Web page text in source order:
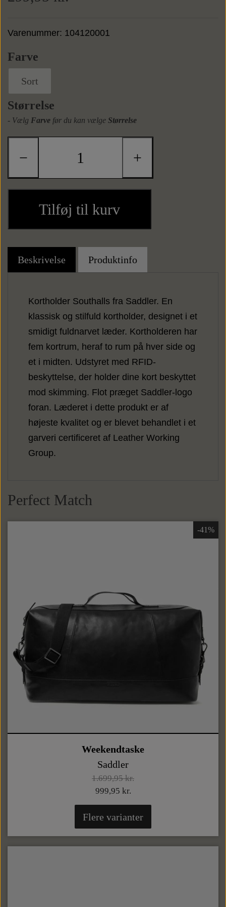
Sneaks
Tasker
Tekstilbælter
Slips
Slipsenåle
Varenummer: 104120001
Farve
Sort
Størrelse
- Vælg Farve før du kan vælge Størrelse
− +
Tilføj til kurv
Beskrivelse Produktinfo
Kortholder Southalls fra Saddler. En
klassisk og stilfuld kortholder, designet i et
smidigt fuldnarvet læder. Kortholderen har
fem kortrum, heraf to rum på hver side og
et i midten. Udstyret med RFID-
beskyttelse, der holder dine kort beskyttet
mod skimming. Flot præget Saddler-logo
foran. Læderet i dette produkt er af
højeste kvalitet og er blevet behandlet i et
garveri certificeret af Leather Working
Group.
Perfect Match
-41%
Weekendtaske
Saddler
1.699,95 kr.
999,95 kr.
Flere varianter